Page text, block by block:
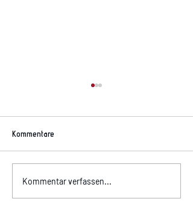
Kommentare
Kommentar verfassen...